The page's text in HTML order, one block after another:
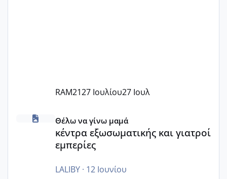
RAM2127 Ιουλίου27 Ιουλ
κέντρα εξωσωματικής και γιατροί εμπερίες
Θέλω να γίνω μαμά
κέντρα εξωσωματικής και γιατροί
εμπερίες
LALIBY· 12 Ιουνίου